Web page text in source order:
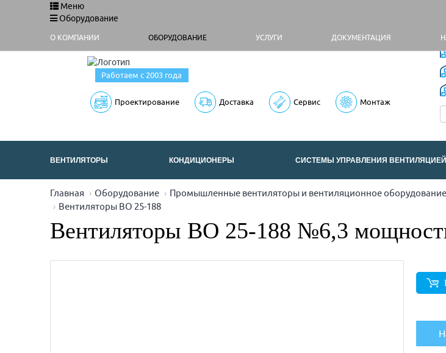
Меню
Оборудование
О КОМПАНИИ ОБОРУДОВАНИЕ УСЛУГИ ДОКУМЕНТАЦИЯ
Работаем с 2003 года
Проектирование Доставка Сервис Монтаж
ВЕНТИЛЯТОРЫ КОНДИЦИОНЕРЫ СИСТЕМЫ УПРАВЛЕНИЯ ВЕНТИЛЯЦИЕЙ
Главная Оборудование Промышленные вентиляторы и вентиляционное оборудование
Вентиляторы ВО 25-188
Вентиляторы ВО 25-188 №6,3